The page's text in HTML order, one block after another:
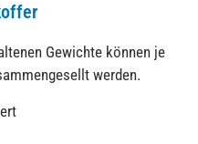
Gewichte können je
werden.